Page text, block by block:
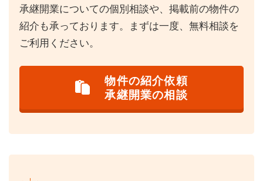
承継開業についての個別相談や、掲載前の物件の
紹介も承っております。まずは一度、無料相談を
ご利用ください。
物件の紹介依頼
承継開業の相談